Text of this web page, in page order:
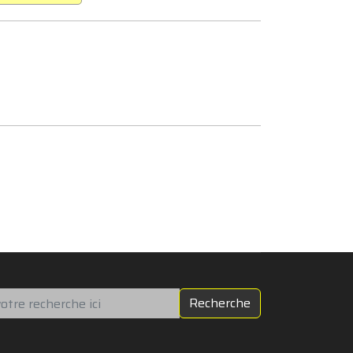
Recherche